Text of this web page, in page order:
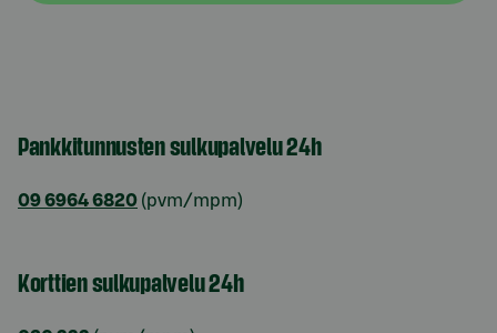
Pankkitunnusten sulkupalvelu 24h
09 6964 6820 (pvm/mpm)
Korttien sulkupalvelu 24h